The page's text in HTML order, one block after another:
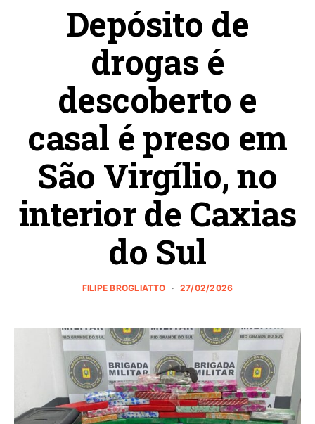
Depósito de
drogas é
descoberto e
casal é preso em
São Virgílio, no
interior de Caxias
do Sul
FILIPE BROGLIATTO 27/02/2026